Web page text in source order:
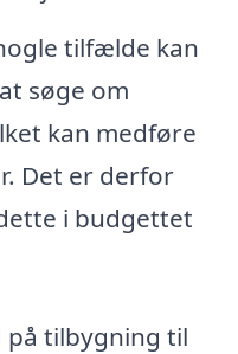
tilfælde kan
søge om
kan medføre
Det er derfor
i budgettet
tilbygning til